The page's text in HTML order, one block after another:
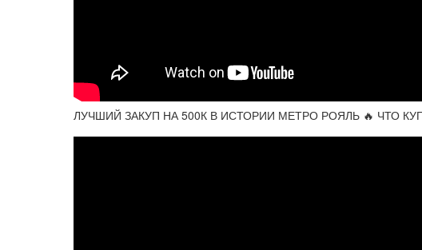
ЛУЧШИЙ ЗАКУП НА 500К В ИСТОРИИ МЕТРО РОЯЛЬ 🔥 ЧТО